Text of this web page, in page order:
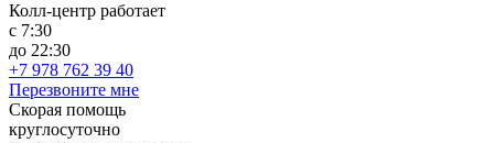
Колл-центр работает
с 7:30
до 22:30
+7 978 762 39 40
Перезвоните мне
Скорая помощь
круглосуточно